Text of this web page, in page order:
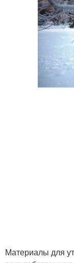
Материалы для